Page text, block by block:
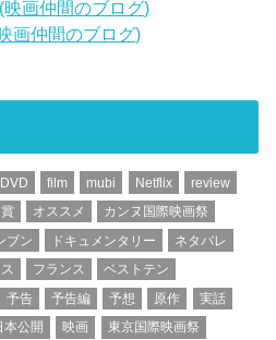
画仲間のブログ)
画仲間のブログ)
DVD film mubi Netflix
review
オススメ
カンヌ国際映画祭
ブン ドキュメンタリー
ネタバレ
フランス
ベストテン
予告 予告編 予想 原作
実話
本公開 映画
東京国際映画祭